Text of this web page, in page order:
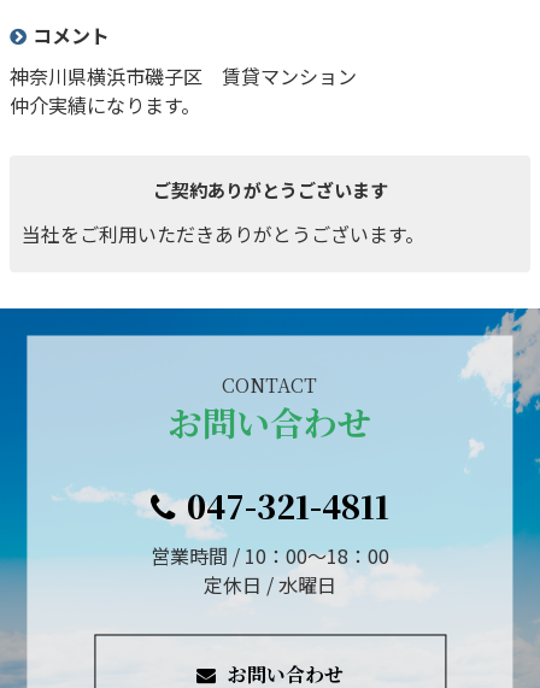
コメント
神奈川県横浜市磯子区 賃貸マンション
仲介実績になります。
ご契約ありがとうございます
当社をご利用いただきありがとうございます。
CONTACT
お問い合わせ
047-321-4811
営業時間 / 10：00～18：00
定休日 / 水曜日
お問い合わせ